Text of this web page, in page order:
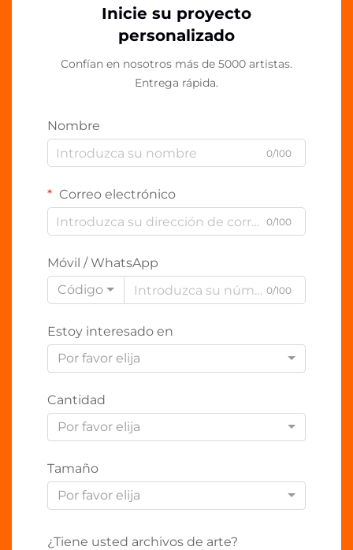
Inicie su proyecto
personalizado
Confían en nosotros más de 5000 artistas.
Entrega rápida.
Nombre
0/100
Correo electrónico
0/100
Móvil / WhatsApp
Código
0/100
Estoy interesado en
Por favor elija
Cantidad
Por favor elija
Tamaño
Por favor elija
¿Tiene usted archivos de arte?